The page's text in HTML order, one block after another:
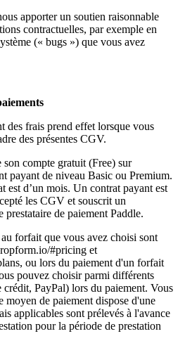
apporter un soutien raisonnable
contractuelles, par exemple en
(« bugs ») que vous avez
des frais prend effet lorsque vous
des présentes CGV.
compte gratuit (Free) sur
payant de niveau Basic ou Premium.
est d’un mois. Un contrat payant est
les CGV et souscrit un
de paiement Paddle.
forfait que vous avez choisi sont
#pricing et
ou lors du paiement d'un forfait
pouvez choisir parmi différents
crédit, PayPal) lors du paiement. Vous
moyen de paiement dispose d'une
applicables sont prélevés à l'avance
pour la période de prestation